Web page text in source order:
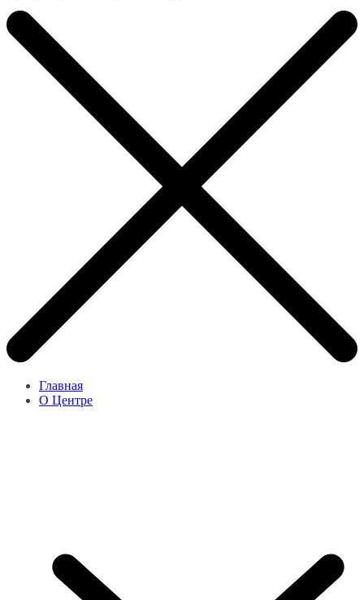
Главная
О Центре